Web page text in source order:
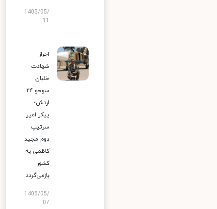
1405/05/
احراز
شهادت
خلبان
سوخو ۲۴
ارتش؛
پیکر امیر
سرتیپ
دوم مجید
کاظمی به
کشور
بازمی‌گردد
1405/05/
07